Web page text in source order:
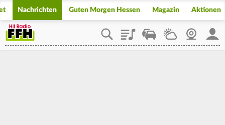
Nachrichten Guten Morgen Hessen Magazin Aktionen
PlaylistStaupilotWetterWebcam